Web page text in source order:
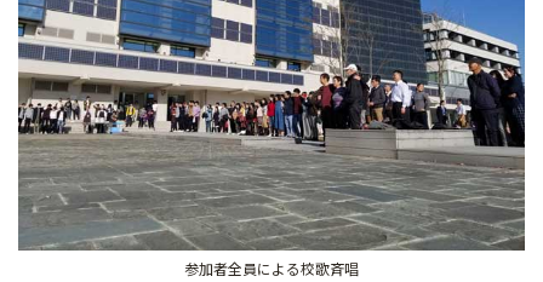
参加者全員による校歌斉唱